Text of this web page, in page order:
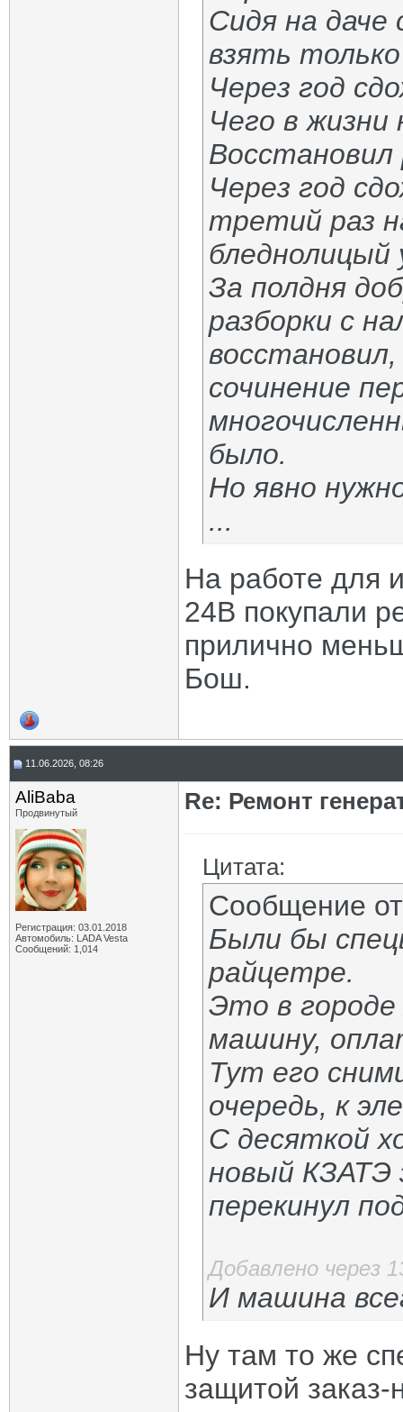
Сидя на даче
взять
Через год
Чего в жизни
Через год
третий раз
бледнолицый
За полдня
разборки с
сочинение
было.
Но явно
...
На работе для
24В покупали
прилично
Бош.
11.06.2026, 08:26
AliBaba
Продвинутый
Регистрация: 03.01.2018
Автомобиль: LADA Vesta
Сообщений: 1,014
Re: Ремонт
Цитата:
Сообщение
Были бы
райцетре.
Это в городе
машину,
Тут его
очередь, к
С десяткой
новый КЗАТЭ
перекинул
Добавлено через
И машина
Ну там то же
защитой заказ-